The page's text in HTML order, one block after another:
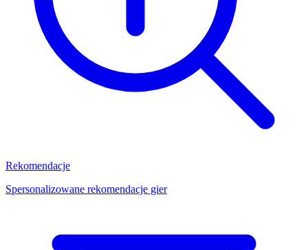
Rekomendacje
Spersonalizowane rekomendacje gier